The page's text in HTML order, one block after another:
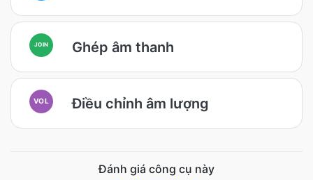
JOIN Ghép âm thanh
VOL Điều chỉnh âm lượng
Đánh giá công cụ này